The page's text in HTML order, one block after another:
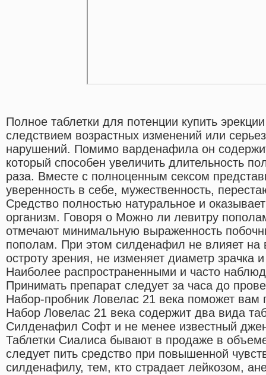
Полное таблетки для потенции купить
следствием возрастных изменений или
нарушений. Помимо варденафила он
который способен увеличить длительность
раза. Вместе с полноценным сексом
уверенность в себе, мужественность,
Средство полностью натуральное и
организм. Говоря о Можно ли левитру
отмечают минимальную выраженность
пополам. При этом силденафил не влияет на
остроту зрения, не изменяет диаметр зрачка
Наиболее распространенными и часто
Принимать препарат следует за часа до
Набор-пробник Ловелас 21 века поможет вам
Набор Ловелас 21 века содержит два вида
Силденафил Софт и не менее известный
Таблетки Сиалиса бывают в продаже в
следует пить средство при повышенной
силденафилу, тем, кто страдает лейкозом,